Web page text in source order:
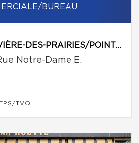
BUREAU
MONTRÉAL (RIVIÈRE-DES-PRAIRIES/POINTE-AUX-TREMBLES)
Notre-Dame E.
TVQ